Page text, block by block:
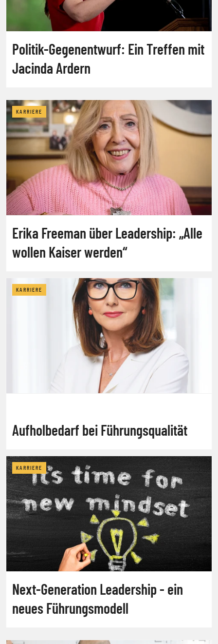
Politik-Gegenentwurf: Ein Treffen mit
Jacinda Ardern
KARRIERE
Erika Freeman über Leadership: „Alle
wollen Kaiser werden“
KARRIERE
Aufholbedarf bei Führungsqualität
KARRIERE
Next-Generation Leadership - ein
neues Führungsmodell